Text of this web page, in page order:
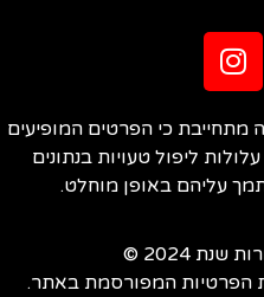
כי הפרטים המופיעים
ליפול טעויות בנתונים
עליהם באופן מוחלט.
2024 ©
הפרטיות המפורסמת באתר.